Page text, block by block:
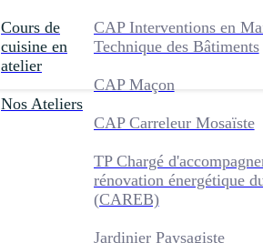
Cours de
cuisine en
atelier
Nos Ateliers
CAP Interventions en
Technique des Bâtiments
CAP Maçon
CAP Carreleur Mosaïste
TP Chargé
rénovation énergétique
(CAREB)
Jardinier Paysagiste